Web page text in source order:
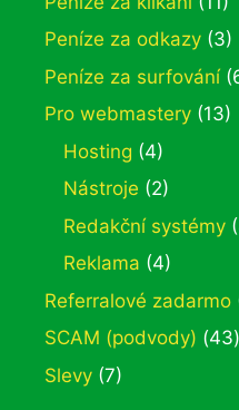
Peníze za odkazy (3)
Peníze za surfování
Pro webmastery (13)
Hosting (4)
Nástroje (2)
Redakční systémy
Reklama (4)
Referralové zadarmo
SCAM (podvody) (43)
Slevy (7)